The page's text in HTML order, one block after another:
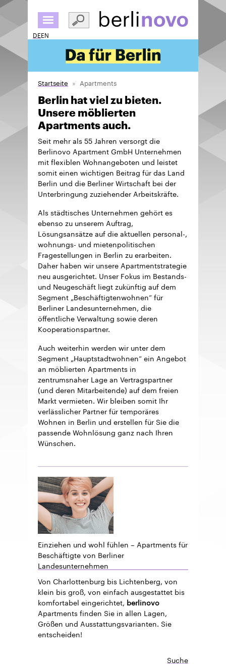
zum
Inhalt
DEEN
Startseite Apartments
Berlin hat viel zu bieten.
Unsere möblierten
Apartments auch.
Seit mehr als 55 Jahren versorgt die
Berlinovo Apartment GmbH Unternehmen
mit flexiblen Wohnangeboten und leistet
somit einen wichtigen Beitrag für das Land
Berlin und die Berliner Wirtschaft bei der
Unterbringung zuziehender Arbeitskräfte.
Als städtisches Unternehmen gehört es
ebenso zu unserem Auftrag,
Lösungsansätze auf die aktuellen personal-,
wohnungs- und mietenpolitischen
Fragestellungen in Berlin zu erarbeiten.
Daher haben wir unsere Apartmentstrategie
neu ausgerichtet. Unser Fokus im Bestands-
und Neugeschäft liegt zukünftig auf dem
Segment „Beschäftigtenwohnen“ für
Berliner Landesunternehmen, die
öffentliche Verwaltung sowie deren
Kooperationspartner.
Auch weiterhin werden wir unter dem
Segment „Hauptstadtwohnen“ ein Angebot
an möblierten Apartments in
zentrumsnaher Lage an Vertragspartner
(und deren Mitarbeitende) auf dem freien
Markt vermieten. Wir bleiben somit Ihr
verlässlicher Partner für temporäres
Wohnen in Berlin und erstellen für Sie die
passende Wohnlösung ganz nach Ihren
Wünschen.
Einziehen und wohl fühlen – Apartments für
Beschäftigte von Berliner
Landesunternehmen
Von Charlottenburg bis Lichtenberg, von
klein bis groß, von einfach ausgestattet bis
komfortabel eingerichtet, berlinovo
Apartments finden Sie in allen Lagen,
Größen und Ausstattungsvarianten. Sie
entscheiden!
Suche